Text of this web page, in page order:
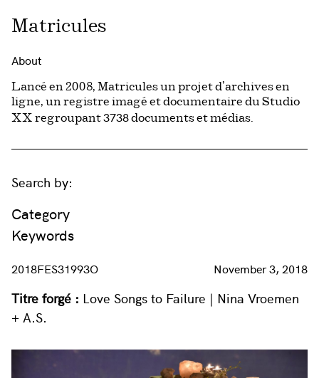
Matricules
About
Lancé en 2008, Matricules un projet d’archives en
ligne, un registre imagé et documentaire du Studio
XX regroupant3738documents et médias.
Search by:
Category
Keywords
2018FES31993O November 3, 2018
Titre forgé : Love Songs to Failure | Nina Vroemen
+ A.S.